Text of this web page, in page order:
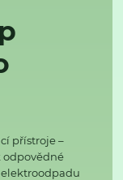
přístroje –
odpovědné
elektroodpadu